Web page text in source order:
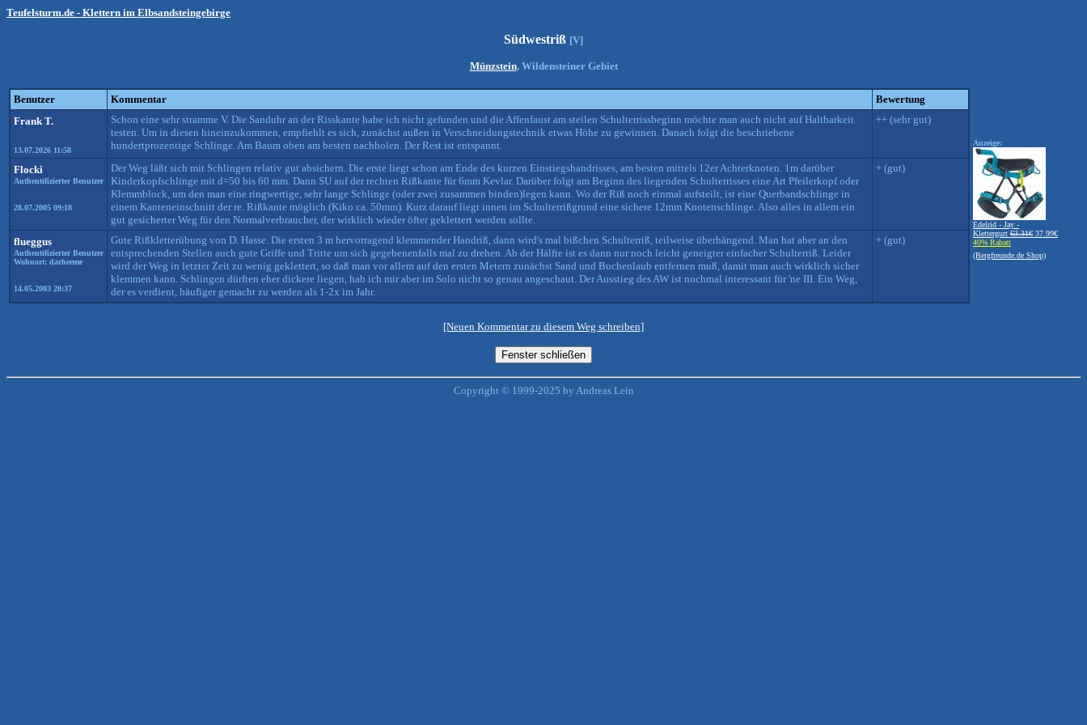
Teufelsturm.de - Klettern im Elbsandsteingebirge
Südwestriß [V]
Münzstein, Wildensteiner Gebiet
Benutzer Kommentar
Bewertung
Frank T.
13.07.2026 11:58
Schon eine sehr stramme V. Die Sanduhr an der Risskante habe ich nicht gefunden und die Affenfaust am steilen Schulterrissbeginn möchte man auch nicht auf Haltbarkeit
testen. Um in diesen hineinzukommen, empfiehlt es sich, zunächst außen in Verschneidungstechnik etwas Höhe zu gewinnen. Danach folgt die beschriebene
hundertprozentige Schlinge. Am Baum oben am besten nachholen. Der Rest ist entspannt.
++ (sehr gut)
Flocki
Authentifizierter Benutzer
28.07.2005 09:18
Der Weg läßt sich mit Schlingen relativ gut absichern. Die erste liegt schon am Ende des kurzen Einstiegshandrisses, am besten mittels 12er Achterknoten. 1m darüber
Kinderkopfschlinge mit d=50 bis 60 mm. Dann SU auf der rechten Rißkante für 6mm Kevlar. Darüber folgt am Beginn des liegenden Schulterrisses eine Art Pfeilerkopf oder
Klemmblock, um den man eine ringwertige, sehr lange Schlinge (oder zwei zusammen binden)legen kann. Wo der Riß noch einmal aufsteilt, ist eine Querbandschlinge in
einem Kanteneinschnitt der re. Rißkante möglich (Kiko ca. 50mm). Kurz darauf liegt innen im Schulterrißgrund eine sichere 12mm Knotenschlinge. Also alles in allem ein
gut gesicherter Weg für den Normalverbraucher, der wirklich wieder öfter geklettert werden sollte.
+ (gut)
flueggus
Authentifizierter Benutzer
Wohnort: darheeme
14.05.2003 20:37
Gute Rißkletterübung von D. Hasse. Die ersten 3 m hervorragend klemmender Handriß, dann wird's mal bißchen Schulterriß, teilweise überhängend. Man hat aber an den
entsprechenden Stellen auch gute Griffe und Tritte um sich gegebenenfalls mal zu drehen. Ab der Hälfte ist es dann nur noch leicht geneigter einfacher Schulterriß. Leider
wird der Weg in letzter Zeit zu wenig geklettert, so daß man vor allem auf den ersten Metern zunächst Sand und Buchenlaub entfernen muß, damit man auch wirklich sicher
klemmen kann. Schlingen dürften eher dickere liegen, hab ich mir aber im Solo nicht so genau angeschaut. Der Ausstieg des AW ist nochmal interessant für 'ne III. Ein Weg,
der es verdient, häufiger gemacht zu werden als 1-2x im Jahr.
+ (gut)
Anzeige:
Edelrid - Jay -
Klettergurt 63.31€ 37.99€
40% Rabatt
(Bergfreunde.de Shop)
[Neuen Kommentar zu diesem Weg schreiben]
Copyright © 1999-2025 by Andreas Lein